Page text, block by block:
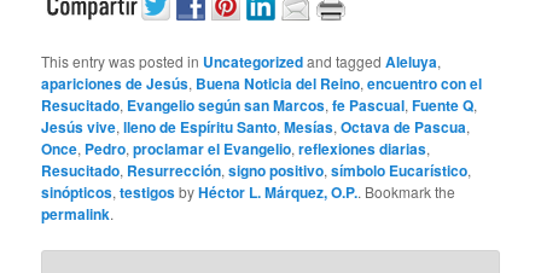
This entry was posted in Uncategorizedand taggedAleluya,
apariciones de Jesús, Buena Noticia del Reino,encuentro con el
Resucitado, Evangelio según san Marcos,fe Pascual,Fuente Q,
Jesús vive,lleno de Espíritu Santo,Mesías,Octava de Pascua,
Once, Pedro,proclamar el Evangelio,reflexiones diarias,
Resucitado, Resurrección,signo positivo,símbolo Eucarístico,
sinópticos,testigosbyHéctor L. Márquez, O.P.. Bookmark the
permalink.